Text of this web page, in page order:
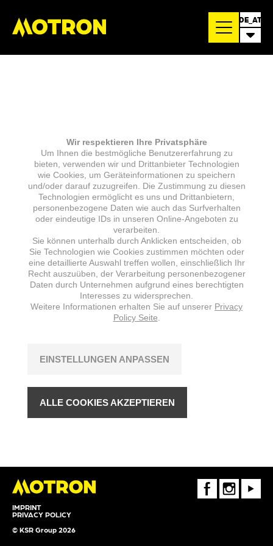
DE_AT
IMPRINT
PRIVACY POLICY
© KSR Group 2026
FaceBookInstagramYoutube
Wir respektieren Ihre Privatsphäre
Um Ihnen die bestmögliche Benutzererfahrung zu
bieten, verwenden wir und Drittanbieter Technologien
wie Cookies, um Geräteinformationen zu speichern
und/oder darauf zuzugreifen. Die Zustimmung zu diesen
Technologien ermöglicht es uns und Drittanbietern,
personenbezogene Daten wie auch das Surfverhalten
oder eindeutige IDs in unseren Online-Angeboten zu
verarbeiten.
Sie können unterhalb durch Anklicken entscheiden, ob
Sie Technologien wie Cookies zustimmen möchten oder
eine detaillierte Auswahl treffen wollen, einschließlich Ihr
Recht auszuüben, der Verarbeitung personenbezogener
Daten durch Unternehmen aufgrund eines berechtigten
Interesses zu widersprechen.
Weitere Informationen erhalten Sie auf unserer Privacy
Policy Seite
EINSTELLUNGEN ANPASSEN
ALLE COOKIES AKZEPTIEREN